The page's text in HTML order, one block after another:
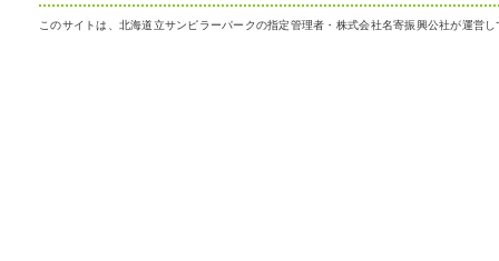
このサイトは、北海道立サンピラーパークの指定管理者・株式会社名寄振興公社が運営